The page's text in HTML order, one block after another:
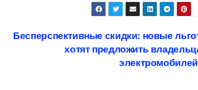
Бесперспективные скидки: новые
хотят предложить